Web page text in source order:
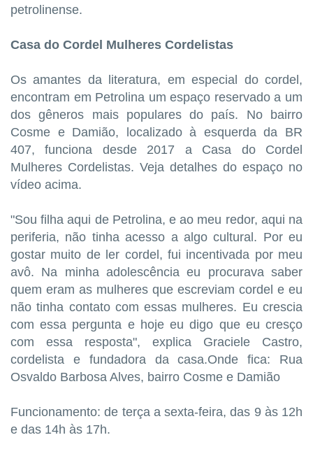
petrolinense.
Casa do Cordel Mulheres Cordelistas
Os amantes da literatura, em especial do cordel,
encontram em Petrolina um espaço reservado a um
dos gêneros mais populares do país. No bairro
Cosme e Damião, localizado à esquerda da BR
407, funciona desde 2017 a Casa do Cordel
Mulheres Cordelistas. Veja detalhes do espaço no
vídeo acima.
"Sou filha aqui de Petrolina, e ao meu redor, aqui na
periferia, não tinha acesso a algo cultural. Por eu
gostar muito de ler cordel, fui incentivada por meu
avô. Na minha adolescência eu procurava saber
quem eram as mulheres que escreviam cordel e eu
não tinha contato com essas mulheres. Eu crescia
com essa pergunta e hoje eu digo que eu cresço
com essa resposta", explica Graciele Castro,
cordelista e fundadora da casa.Onde fica: Rua
Osvaldo Barbosa Alves, bairro Cosme e Damião
Funcionamento: de terça a sexta-feira, das 9 às 12h
e das 14h às 17h.